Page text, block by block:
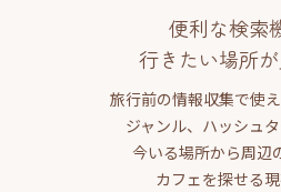
便利な検索
行きたい場所
旅行前の情報収集で使え
ジャンル、ハッシュタ
今いる場所から周辺
カフェを探せる